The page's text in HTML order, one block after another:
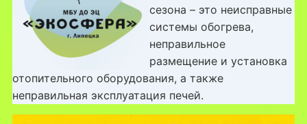
сезона – это неисправные
системы обогрева,
неправильное
размещение и установка
отопительного оборудования, а также
неправильная эксплуатация печей.